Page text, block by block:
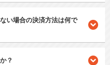
い場合の決済方法は何で
？